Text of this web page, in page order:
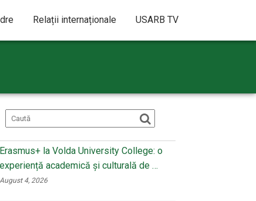
Relații internaționale USARB TV
Erasmus+ la Volda University College: o
experiență academică și culturală de …
August 4, 2026